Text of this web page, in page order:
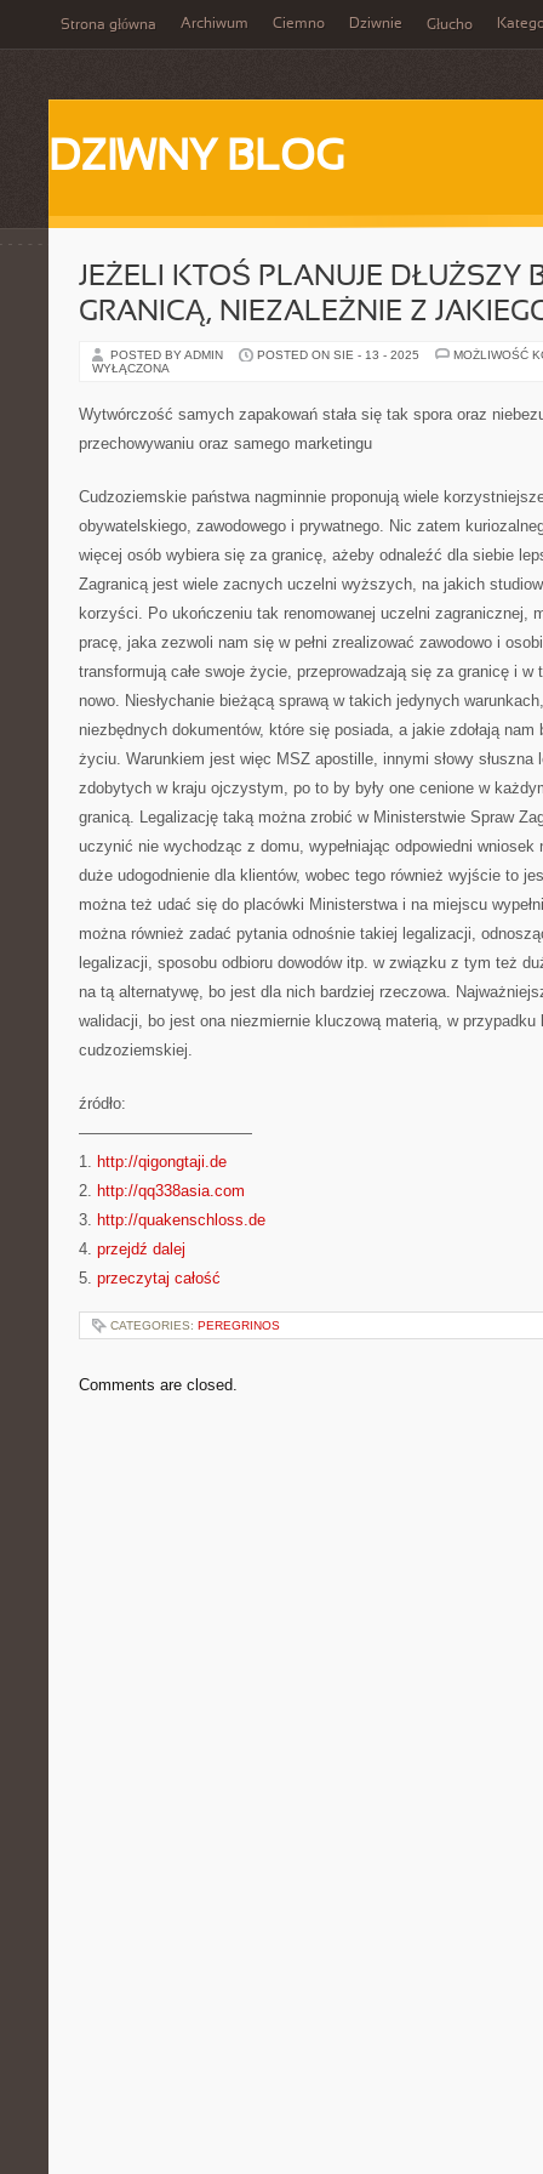
Strona główna Archiwum Ciemno Dziwnie Głucho
DZIWNY BLOG
JEŻELI KTOŚ PLANUJE DŁUŻSZY
GRANICĄ, NIEZALEŻNIE Z
POSTED BY ADMIN POSTED ON SIE - 13 - 2025
MOŻLIWOŚĆ
WYŁĄCZONA
Wytwórczość samych zapakowań stała się tak spora oraz
przechowywaniu oraz samego marketingu
Cudzoziemskie państwa nagminnie proponują wiele
obywatelskiego, zawodowego i prywatnego. Nic zatem
więcej osób wybiera się za granicę, ażeby odnaleźć dla siebie
Zagranicą jest wiele zacnych uczelni wyższych, na jakich
korzyści. Po ukończeniu tak renomowanej uczelni zagranicznej,
pracę, jaka zezwoli nam się w pełni zrealizować zawodowo i
transformują całe swoje życie, przeprowadzają się za granicę i
nowo. Niesłychanie bieżącą sprawą w takich jedynych
niezbędnych dokumentów, które się posiada, a jakie zdołają
życiu. Warunkiem jest więc MSZ apostille, innymi słowy słuszna
zdobytych w kraju ojczystym, po to by były one cenione w
granicą. Legalizację taką można zrobić w Ministerstwie Spraw
uczynić nie wychodząc z domu, wypełniając odpowiedni
duże udogodnienie dla klientów, wobec tego również wyjście to
można też udać się do placówki Ministerstwa i na miejscu
można również zadać pytania odnośnie takiej legalizacji,
legalizacji, sposobu odbioru dowodów itp. w związku z tym też
na tą alternatywę, bo jest dla nich bardziej rzeczowa.
walidacji, bo jest ona niezmiernie kluczową materią, w przypadku
cudzoziemskiej.
źródło:
———————————
1. http://qigongtaji.de
2. http://qq338asia.com
3. http://quakenschloss.de
4. przejdź dalej
5. przeczytaj całość
CATEGORIES: PEREGRINOS
Comments are closed.